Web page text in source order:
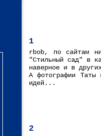
1
rbob, по сайтам
"Стильный сад" в
наверное и в
А фотографии Таты
идей...
2